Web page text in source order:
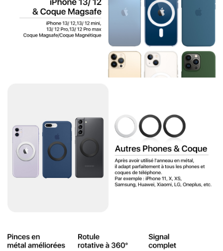
de voiture compliqué. Avec ce support magnétique, vous
pouvez immédiatement poser votre téléphone sur le
support, arriver la navigation et commencer à conduire . Et
vous pouvez retirer le téléphone d'une seule main après
avoir atteint l'objectif ! Plus facile, plus sûr et plus pratique.